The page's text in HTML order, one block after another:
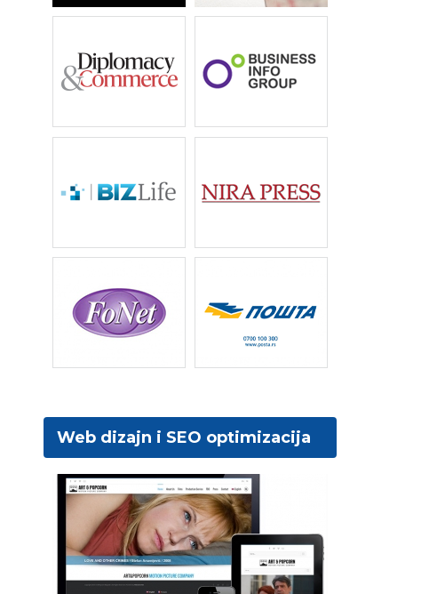
Web dizajn i SEO optimizacija